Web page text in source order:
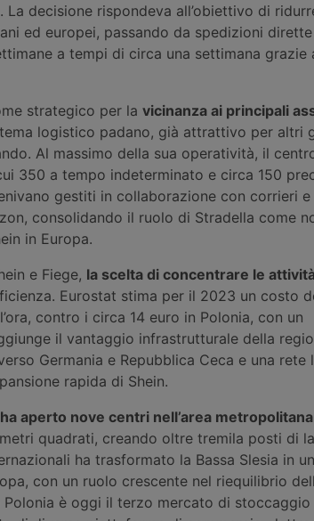
decisione rispondeva all’obiettivo di
ed europei, passando da spedizioni
a tempi di circa una settimana grazie
strategico per la vicinanza ai principali
logistico padano, già attrattivo per altri
Al massimo della sua operatività, il
350 a tempo indeterminato e circa 150
gestiti in collaborazione con corrieri e
consolidando il ruolo di Stradella come
in Europa.
e Fiege, la scelta di concentrare le
Eurostat stima per il 2023 un costo
contro i circa 14 euro in Polonia, con un
il vantaggio infrastrutturale della
Germania e Repubblica Ceca e una rete
rapida di Shein.
ha aperto nove centri nell’area
quadrati, creando oltre tremila posti di
ha trasformato la Bassa Slesia in
con un ruolo crescente nel riequilibrio
è oggi il terzo mercato di stoccaggio